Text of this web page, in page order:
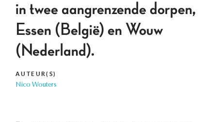
in twee aangrenzende dorpen,
Essen (België) en Wouw
(Nederland).
AUTEUR(S)
Nico Wouters